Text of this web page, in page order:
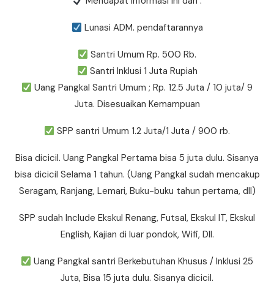
Lunasi ADM. pendaftarannya
Santri Umum Rp. 500 Rb.
Santri Inklusi 1 Juta Rupiah
Uang Pangkal Santri Umum ; Rp. 12.5 Juta / 10 juta/ 9
Juta. Disesuaikan Kemampuan
SPP santri Umum 1.2 Juta/1 Juta / 900 rb.
Bisa dicicil. Uang Pangkal Pertama bisa 5 juta dulu. Sisanya
bisa dicicil Selama 1 tahun. (Uang Pangkal sudah mencakup
Seragam, Ranjang, Lemari, Buku-buku tahun pertama, dll)
SPP sudah Include Ekskul Renang, Futsal, Ekskul IT, Ekskul
English, Kajian di luar pondok, Wifi, Dll.
Uang Pangkal santri Berkebutuhan Khusus / Inklusi 25
Juta, Bisa 15 juta dulu. Sisanya dicicil.